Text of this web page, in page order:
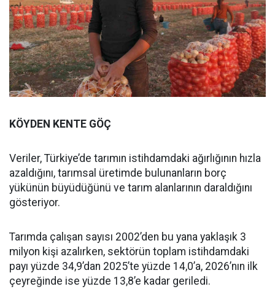
KÖYDEN KENTE GÖÇ
Veriler, Türkiye’de tarımın istihdamdaki ağırlığının hızla
azaldığını, tarımsal üretimde bulunanların borç
yükünün büyüdüğünü ve tarım alanlarının daraldığını
gösteriyor.
Tarımda çalışan sayısı 2002’den bu yana yaklaşık 3
milyon kişi azalırken, sektörün toplam istihdamdaki
payı yüzde 34,9’dan 2025’te yüzde 14,0’a, 2026’nın ilk
çeyreğinde ise yüzde 13,8’e kadar geriledi.